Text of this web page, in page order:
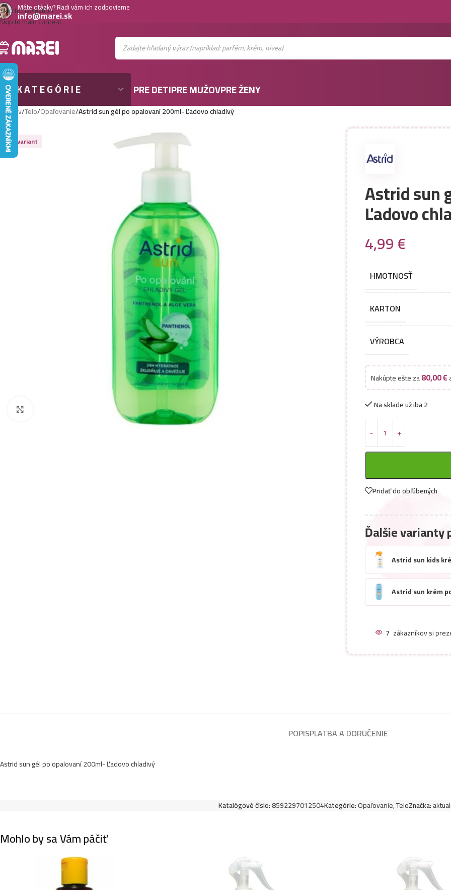
Skip to navigation
Skip to main content
Máte otázky? Radi vám ich zodpovieme
info@marei.sk
KATEGÓRIE PRE DETIPRE MUŽOVPRE ŽENY
Domov/Telo/Opaľovanie/Astrid sun gél po opalovaní 200ml- Ľadovo chladivý
Viac variant
Astrid sun
Ľadovo
4,99€
HMOTNOSŤ
KARTON
VÝROBCA
Nakúpte ešte za80,00€
Na sklade už iba 2
Pridať do obľúbených
Ďalšie varianty
Astrid sun kids
Astrid sun krém
7 zákazníkov si
POPISPLATBA A DORUČENIE
Astrid sun gél po opalovaní 200ml- Ľadovo chladivý
Katalógové číslo:8592297012504Kategórie:Opaľovanie,TeloZnačka:
Mohlo by sa Vám páčiť